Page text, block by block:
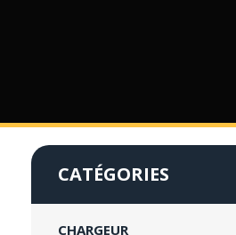
CATÉGORIES
CHARGEUR